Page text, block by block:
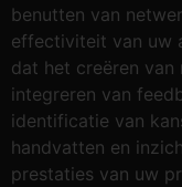
benutten van
effectiviteit van uw
dat het creëren van
integreren van
identificatie van
handvatten en
prestaties van uw